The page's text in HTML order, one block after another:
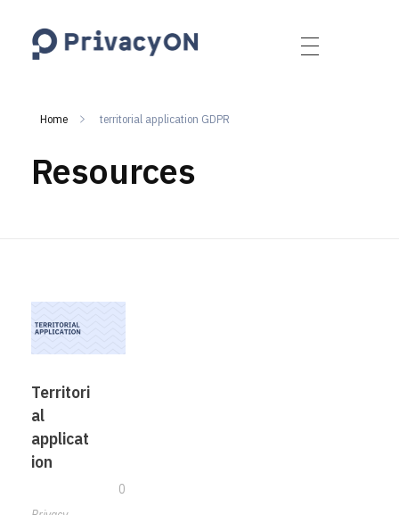
Home territorial application GDPR
Resources
Territori
al
applicat
ion
0